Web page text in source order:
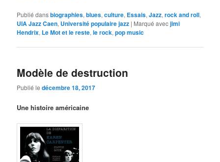
Publié dansbiographies,blues,culture, Essais,Jazz,rock and roll,
UIA Jazz Caen, Université populaire jazz | Marqué avecjimi
Hendrix, Le Mot et le reste,le rock,pop music
Modèle de destruction
Publié ledécembre 18, 2017
Une histoire américaine